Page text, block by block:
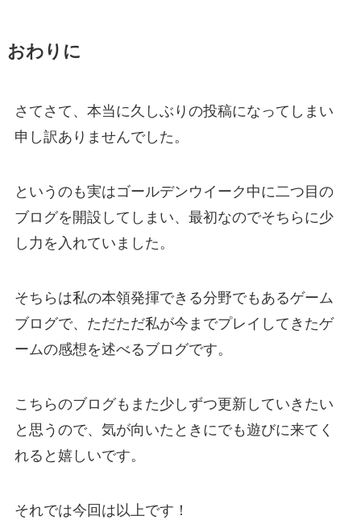
おわりに
さてさて、本当に久しぶりの投稿になってしまい
申し訳ありませんでした。
というのも実はゴールデンウイーク中に二つ目の
ブログを開設してしまい、最初なのでそちらに少
し力を入れていました。
そちらは私の本領発揮できる分野でもあるゲーム
ブログで、ただただ私が今までプレイしてきたゲ
ームの感想を述べるブログです。
こちらのブログもまた少しずつ更新していきたい
と思うので、気が向いたときにでも遊びに来てく
れると嬉しいです。
それでは今回は以上です！